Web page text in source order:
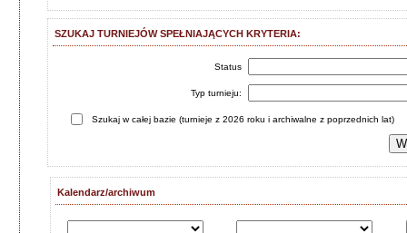
SZUKAJ TURNIEJÓW SPEŁNIAJĄCYCH KRYTERIA:
Status
Typ turnieju:
Szukaj w całej bazie (turnieje z 2026 roku i archiwalne z poprzednich lat)
Kalendarz/archiwum